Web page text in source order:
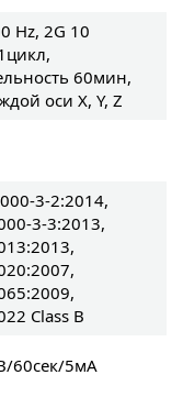
Hz, 2G 10
60мин,
оси X, Y, Z
3-2:2014,
3-3:2013,
Class B
60сек/5мА